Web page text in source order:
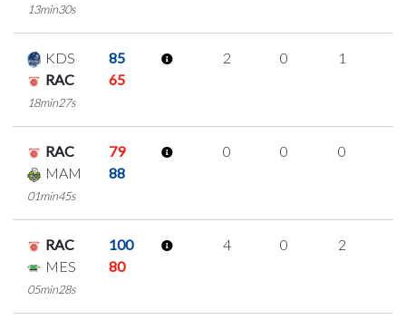
13min30s
KDS
85
RAC
65
18min27s
2 0 1
RAC
79
MAM
88
01min45s
0 0 0
RAC
100
MES
80
05min28s
4 0 2